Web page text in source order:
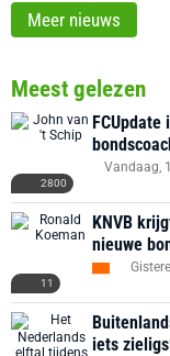
Meer nieuws
Meest gelezen
2800
Vandaag,
11
KNVB
nieuwe
iets